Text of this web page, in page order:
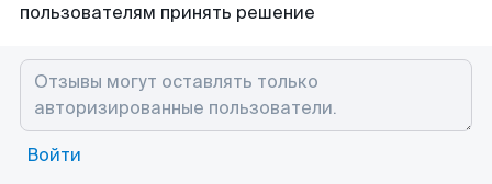
пользователям принять решение
Войти